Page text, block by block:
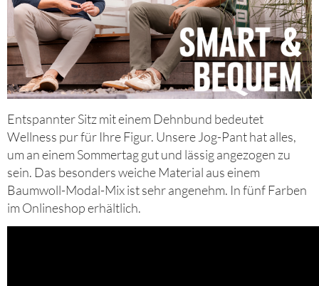
Entspannter Sitz mit einem Dehnbund bedeutet
Wellness pur für Ihre Figur. Unsere Jog-Pant hat alles,
um an einem Sommertag gut und lässig angezogen zu
sein. Das besonders weiche Material aus einem
Baumwoll-Modal-Mix ist sehr angenehm. In fünf Farben
im Onlineshop erhältlich.